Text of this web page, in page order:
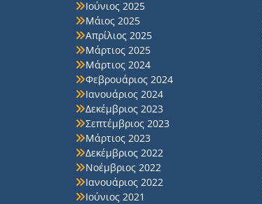
Ιούνιος 2025
Μάιος 2025
Απρίλιος 2025
Μάρτιος 2025
Μάρτιος 2024
Φεβρουάριος 2024
Ιανουάριος 2024
Δεκέμβριος 2023
Σεπτέμβριος 2023
Μάρτιος 2023
Δεκέμβριος 2022
Νοέμβριος 2022
Ιανουάριος 2022
Ιούνιος 2021